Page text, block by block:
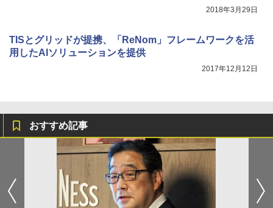
2018年3月29日
TISとグリッドが提携、「ReNom」フレームワークを活
用したAIソリューションを提供
2017年12月12日
おすすめ記事